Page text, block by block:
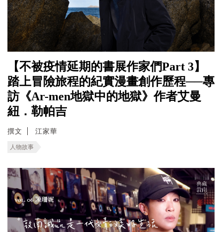
【不被疫情延期的書展作家們Part 3】
踏上冒險旅程的紀實漫畫創作歷程──專
訪《Ar-men地獄中的地獄》作者艾曼
紐．勒帕吉
撰文 江家華
人物故事